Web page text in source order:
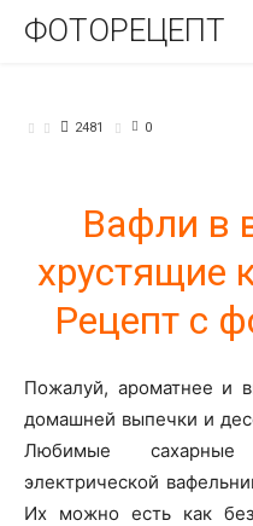
ФОТОРЕЦЕПТ
2481 0
Вафли в
хрустящие
Рецепт с
Пожалуй, ароматнее и
домашней выпечки и
Любимые
электрической
Их можно есть как